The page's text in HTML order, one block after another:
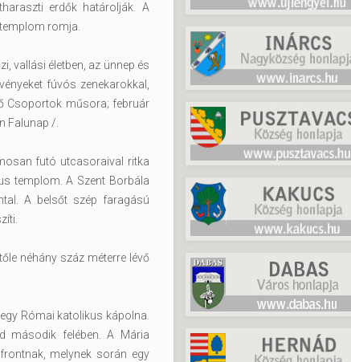
erdők határolják. A
romja.
vallási életben, az ünnep és
fúvós zenekarokkal,
Csoportok műsora; február
Falunap /.
futó utcasoraival ritka
templom. A Szent Borbála
A belsőt szép faragású
néhány száz méterre lévő
Római katolikus kápolna.
második felében. A Mária
melynek során egy